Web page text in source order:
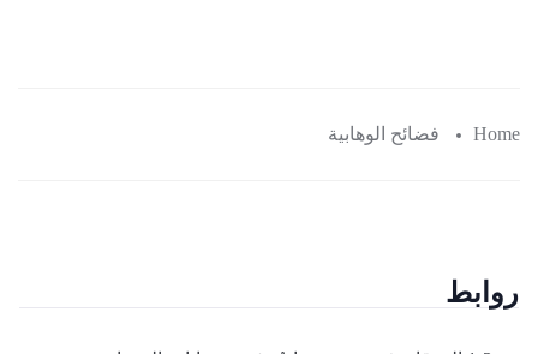
Home فضائح الوهابية
روابط